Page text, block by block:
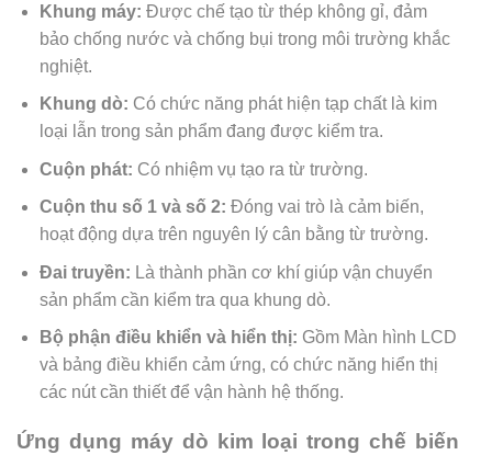
Khung máy: Được chế tạo từ thép không gỉ, đảm
bảo chống nước và chống bụi trong môi trường khắc
nghiệt.
Khung dò: Có chức năng phát hiện tạp chất là kim
loại lẫn trong sản phẩm đang được kiểm tra.
Cuộn phát: Có nhiệm vụ tạo ra từ trường.
Cuộn thu số 1 và số 2: Đóng vai trò là cảm biến,
hoạt động dựa trên nguyên lý cân bằng từ trường.
Đai truyền: Là thành phần cơ khí giúp vận chuyển
sản phẩm cần kiểm tra qua khung dò.
Bộ phận điều khiển và hiển thị: Gồm Màn hình LCD
và bảng điều khiển cảm ứng, có chức năng hiển thị
các nút cần thiết để vận hành hệ thống.
Ứng dụng máy dò kim loại trong chế biến